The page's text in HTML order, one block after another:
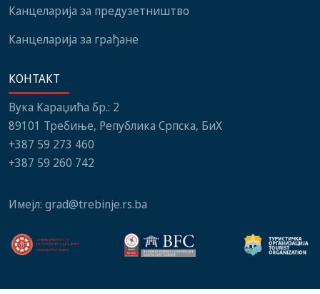
Канцеларија за предузетништво
Канцеларија за грађане
КОНТАКТ
Вука Караџића бр.: 2
89101 Требиње, Република Српска, БиХ
+387 59 273 460
+387 59 260 742
Имејл: grad@trebinje.rs.ba